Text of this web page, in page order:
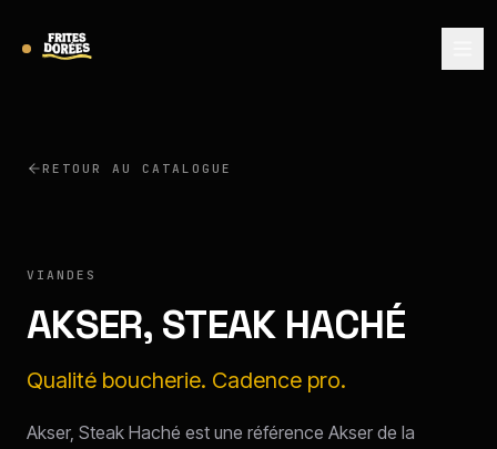
RETOUR AU CATALOGUE
VIANDES
AKSER, STEAK HACHÉ
Qualité boucherie. Cadence pro.
Akser, Steak Haché est une référence Akser de la